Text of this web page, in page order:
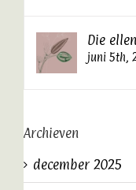
Die
juni 5th,
Archieven
december 2025